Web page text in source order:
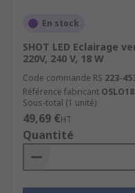
En stock
SHOT LED Eclairage
220V, 240 V, 18 W
Code commande RS 223-
Référence fabricant
Sous-total (1 unité)
49,69 €HT
Quantité